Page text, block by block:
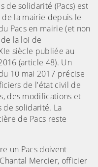
de solidarité (Pacs) est
la mairie depuis le
Pacs en mairie (et non
la loi de
siècle publiée au
(article 48). Un
10 mai 2017 précise
de l'état civil de
des modifications et
de solidarité. La
de Pacs reste
un Pacs doivent
Mercier, officier